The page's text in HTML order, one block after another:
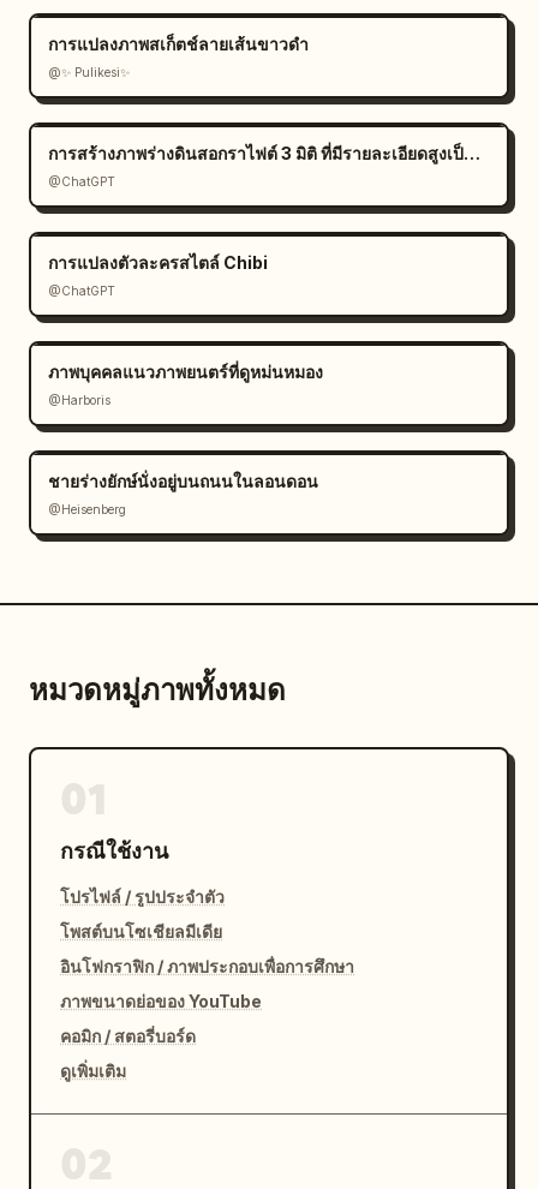
การแปลงภาพสเก็ตช์ลายเส้นขาวดำ
@✨ Pulikesi✨
การสร้างภาพร่างดินสอกราไฟต์ 3 มิติ ที่มีรายละเอียดสูงเป็นพิเศษ
@ChatGPT
การแปลงตัวละครสไตล์ Chibi
@ChatGPT
ภาพบุคคลแนวภาพยนตร์ที่ดูหม่นหมอง
@Harboris
ชายร่างยักษ์นั่งอยู่บนถนนในลอนดอน
@Heisenberg
หมวดหมู่ภาพทั้งหมด
กรณีใช้งาน
โปรไฟล์ / รูปประจำตัว
โพสต์บนโซเชียลมีเดีย
อินโฟกราฟิก / ภาพประกอบเพื่อการศึกษา
ภาพขนาดย่อของ YouTube
คอมิก / สตอรี่บอร์ด
ดูเพิ่มเติม